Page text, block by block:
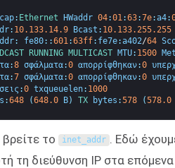
: Ethernet HWaddr 04:01 :63:7e:a4:
: 10.133.14.9 Bcast : 10.133.255.255
: fe80: :601:63ff: fe7e:a402/64
RUNNING MULTICAST MTU: 1500
:8 σφάλματα:0 απορρίφθηκαν:0
:7 σφάλματα:0 απορρίφθηκαν:0
:0 txqueuelen: 1000
:648 (648.0 B) TX bytes :578 (578.0
το inet_addr . Εδώ
τη διεύθυνση IP στα